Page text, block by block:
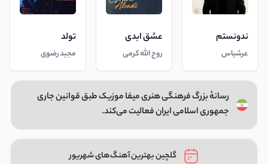
ندونستم
عرشیاس
عشق ابدی
روح الله کرمی
تولد
مجید رضوی
رسانهٔ بزرگ فرهنگی هنری میفا موزیک طبق قوانین جاری
جمهوری اسلامی ایران فعالیت می‌کند.
گلچین بهترین آهنگ‌های شهریور